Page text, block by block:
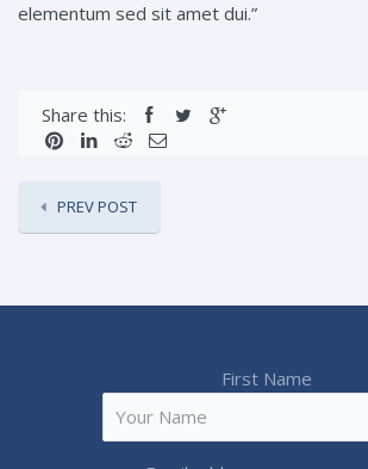
elementum sed sit amet dui.”
Share this:
PREV POST
First Name